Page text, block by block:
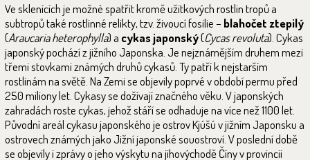
Ve sklenících je možné spatřit kromě užitkových rostlin tropů a
subtropů také rostlinné relikty, tzv. živoucí fosilie – blahočet ztepilý
(Araucaria heterophylla) a cykas japonský(Cycas revoluta). Cykas
japonský pochází z jižního Japonska. Je nejznámějším druhem mezi
třemi stovkami známých druhů cykasů. Ty patří k nejstarším
rostlinám na světě. Na Zemi se objevily poprvé v období permu před
250 miliony let. Cykasy se dožívají značného věku. V japonských
zahradách roste cykas, jehož stáří se odhaduje na více než 1100 let.
Původní areál cykasu japonského je ostrov Kjúšú v jižním Japonsku a
ostrovech známých jako Jižní japonské souostroví. V poslední době
se objevily i zprávy o jeho výskytu na jihovýchodě Číny v provincii